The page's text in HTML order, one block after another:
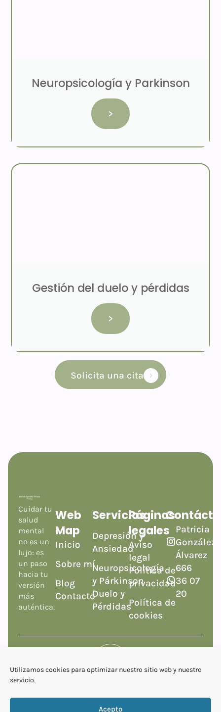
Utilizamos cookies para optimizar nuestro sitio web y nuestro
servicio.
Acepto
Neuropsicología y Parkinson
>
Gestión del duelo y pérdidas
>
Solicita una cita
Cuidar tu
salud
mental
no es un
lujo: es
un paso
hacia tu
versión
más
auténtica.
Web
Map
Inicio
Sobre mí
Blog
Contacto
Servicios
Depresión y
Ansiedad
Neuropsicología
y Párkinson
Duelo y
Pérdidas
Páginas
legales
Aviso
legal
Política de
privacidad
Política de
cookies
Patricia
González
Álvarez
666
36 07
20
derechos Reservados